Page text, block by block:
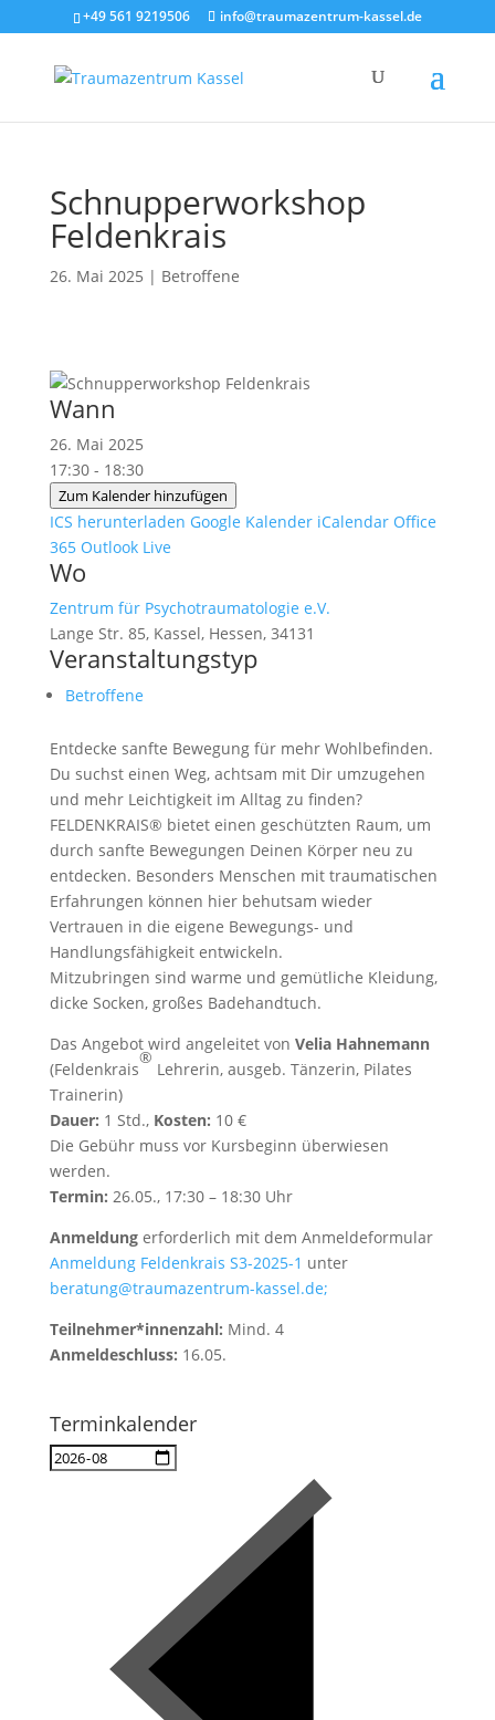
+49 561 9219506 info@traumazentrum-kassel.de
Schnupperworkshop
Feldenkrais
26. Mai 2025 | Betroffene
Wann
26. Mai 2025
17:30 - 18:30
Zum Kalender hinzufügen
ICS herunterladen Google Kalender iCalendar Office
365 Outlook Live
Wo
Zentrum für Psychotraumatologie e.V.
Lange Str. 85, Kassel, Hessen, 34131
Veranstaltungstyp
Betroffene
Entdecke sanfte Bewegung für mehr Wohlbefinden.
Du suchst einen Weg, achtsam mit Dir umzugehen
und mehr Leichtigkeit im Alltag zu finden?
FELDENKRAIS® bietet einen geschützten Raum, um
durch sanfte Bewegungen Deinen Körper neu zu
entdecken. Besonders Menschen mit traumatischen
Erfahrungen können hier behutsam wieder
Vertrauen in die eigene Bewegungs- und
Handlungsfähigkeit entwickeln.
Mitzubringen sind warme und gemütliche Kleidung,
dicke Socken, großes Badehandtuch.
Das Angebot wird angeleitet von Velia Hahnemann
(Feldenkrais
®
Lehrerin, ausgeb. Tänzerin, Pilates
Trainerin)
Dauer: 1 Std., Kosten: 10 €
Die Gebühr muss vor Kursbeginn überwiesen
werden.
Termin: 26.05., 17:30 – 18:30 Uhr
Anmeldung erforderlich mit dem Anmeldeformular
Anmeldung Feldenkrais S3-2025-1 unter
beratung@traumazentrum-kassel.de;
Teilnehmer*innenzahl: Mind. 4
Anmeldeschluss: 16.05.
Terminkalender